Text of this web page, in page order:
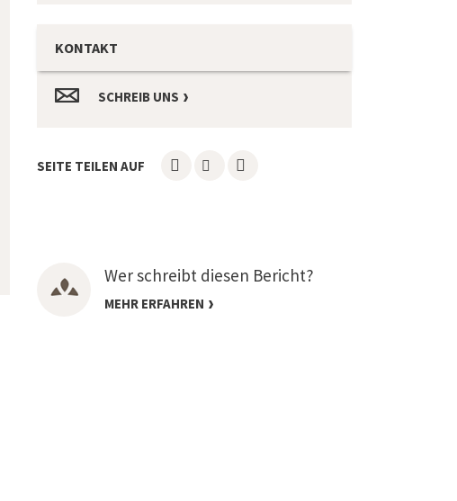
KONTAKT
SCHREIB UNS
SEITE TEILEN AUF
Wer schreibt diesen Bericht?
MEHR ERFAHREN